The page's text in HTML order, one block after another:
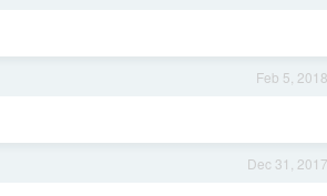
Feb 5, 2018
Dec 31, 2017